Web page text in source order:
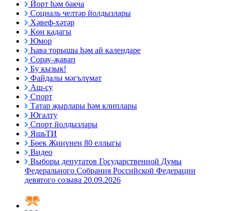
Йорт һәм бакча
Социаль челтәр йолдызлары
Хәвеф-хәтәр
Көн кадагы
Юмор
Һава торышы һәм ай календаре
Сорау-җавап
Бу кызык!
Файдалы мәгълүмат
Аш-су
Спорт
Татар җырлары һәм клиплары
Югалту
Спорт йолдызлары
ЯшьТИ
Бөек Җиңүнең 80 еллыгы
Видео
Выборы депутатов Государственной Думы
Федерального Собрания Российской Федерации
девятого созыва 20.09.2026